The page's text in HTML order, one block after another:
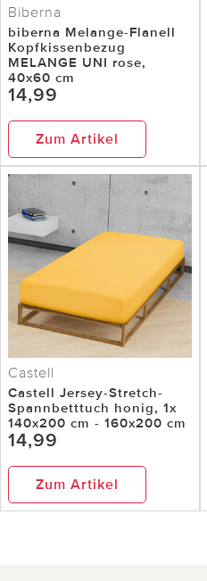
Biberna
biberna Melange-Flanell
Kopfkissenbezug
MELANGE UNI rose,
40x60 cm
14,99
Zum Artikel
Castell
Castell Jersey-Stretch-
Spannbetttuch honig, 1x
140x200 cm - 160x200 cm
14,99
Zum Artikel